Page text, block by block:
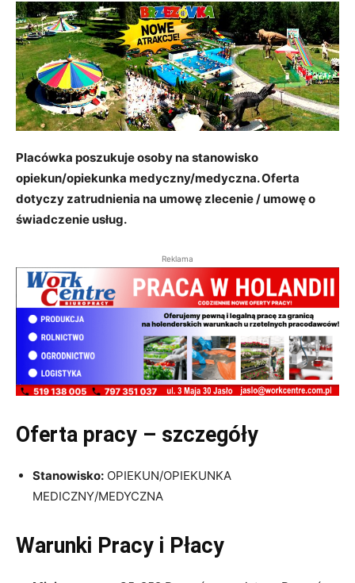
Placówka poszukuje osoby na stanowisko
opiekun/opiekunka medyczny/medyczna. Oferta
dotyczy zatrudnienia na umowę zlecenie / umowę o
świadczenie usług.
Reklama
Oferta pracy – szczegóły
Stanowisko: OPIEKUN/OPIEKUNKA
MEDICZNY/MEDYCZNA
Warunki Pracy i Płacy